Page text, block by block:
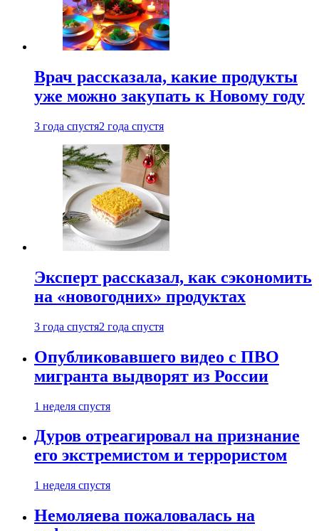
Врач рассказала, какие продукты
уже можно закупать к Новому году
3 года спустя2 года спустя
Эксперт рассказал, как сэкономить
на «новогодних» продуктах
3 года спустя2 года спустя
Опубликовавшего видео с ПВО
мигранта выдворят из России
1 неделя спустя
Дуров отреагировал на признание
его экстремистом и террористом
1 неделя спустя
Немоляева пожаловалась на